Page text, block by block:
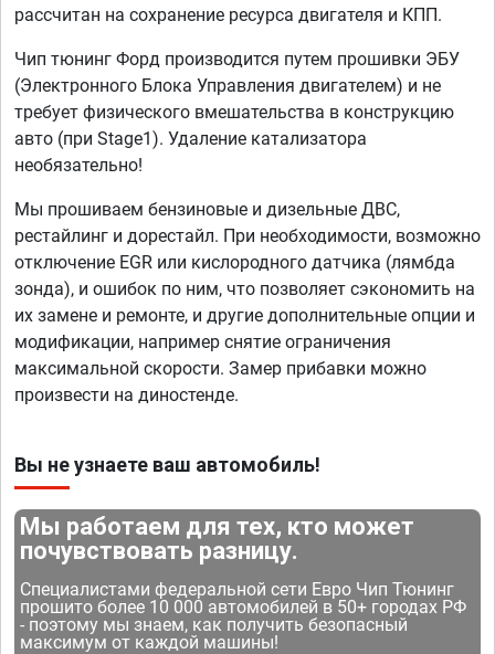
рассчитан на сохранение ресурса двигателя и КПП.
Чип тюнинг Форд производится путем прошивки ЭБУ
(Электронного Блока Управления двигателем) и не
требует физического вмешательства в конструкцию
авто (при Stage1). Удаление катализатора
необязательно!
Мы прошиваем бензиновые и дизельные ДВС,
рестайлинг и дорестайл. При необходимости, возможно
отключение EGR или кислородного датчика (лямбда
зонда), и ошибок по ним, что позволяет сэкономить на
их замене и ремонте, и другие дополнительные опции и
модификации, например снятие ограничения
максимальной скорости. Замер прибавки можно
произвести на диностенде.
Вы не узнаете ваш автомобиль!
Мы работаем для тех, кто может
почувствовать разницу.
Специалистами федеральной сети Евро Чип Тюнинг
прошито более 10 000 автомобилей в 50+ городах РФ
- поэтому мы знаем, как получить безопасный
максимум от каждой машины!